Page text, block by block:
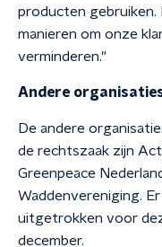
producten gebruiken.
manieren om onze
verminderen."
Andere
De andere
de rechtszaak zijn
Greenpeace
Waddenvereniging.
uitgetrokken voor
december.